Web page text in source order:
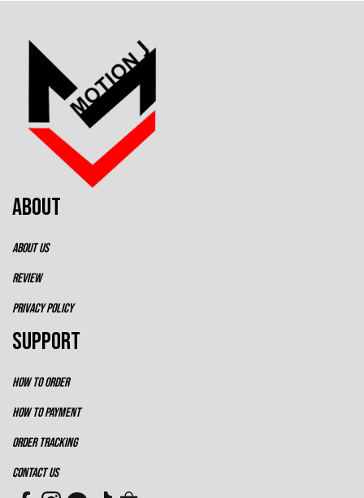
ABOUT
ABOUT US
REVIEW
PRIVACY POLICY
SUPPORT
HOW TO ORDER
HOW TO PAYMENT
ORDER TRACKING
CONTACT US